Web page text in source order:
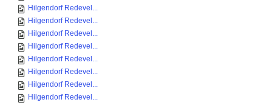
Hilgendorf Redevel...
Hilgendorf Redevel...
Hilgendorf Redevel...
Hilgendorf Redevel...
Hilgendorf Redevel...
Hilgendorf Redevel...
Hilgendorf Redevel...
Hilgendorf Redevel...